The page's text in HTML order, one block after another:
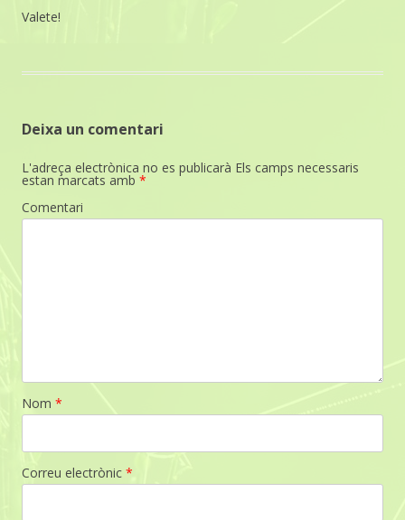
Valete!
Deixa un comentari
L'adreça electrònica no es publicarà Els camps necessaris
estan marcats amb *
Comentari
Nom *
Correu electrònic *